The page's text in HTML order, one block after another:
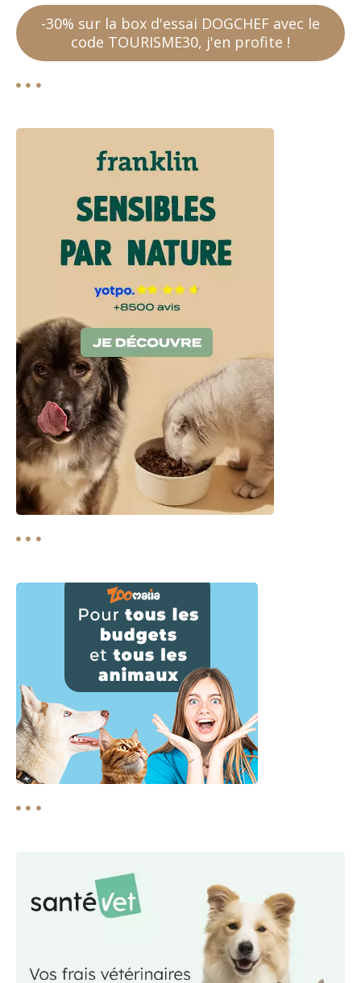
-30% sur la box d'essai DOGCHEF avec le
code TOURISME30, j'en profite !